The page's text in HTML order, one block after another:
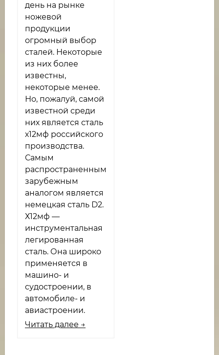
день на рынке
ножевой
продукции
огромный выбор
сталей. Некоторые
из них более
известны,
некоторые менее.
Но, пожалуй, самой
известной среди
них является сталь
х12мф российского
производства.
Самым
распространенным
зарубежным
аналогом является
немецкая сталь D2.
Х12мф —
инструментальная
легированная
сталь. Она широко
применяется в
машино- и
судостроении, в
автомобиле- и
авиастроении.
Читать далее →